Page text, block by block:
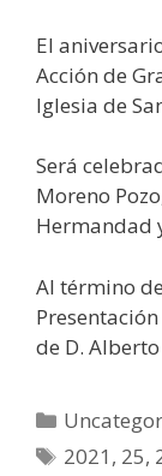
El
Acción de
Iglesia de
Será
Moreno
Hermandad
Al término
de D.
2021 , 25,